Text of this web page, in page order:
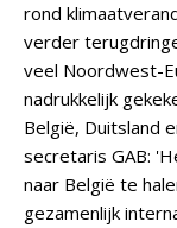
rond
verder
veel Noordwest-
nadrukkelijk
België, Duitsland
secretaris GAB:
naar België te
gezamenlijk